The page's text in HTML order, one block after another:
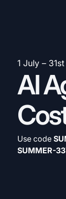
1 July –
AI
Use code
SUMMER-